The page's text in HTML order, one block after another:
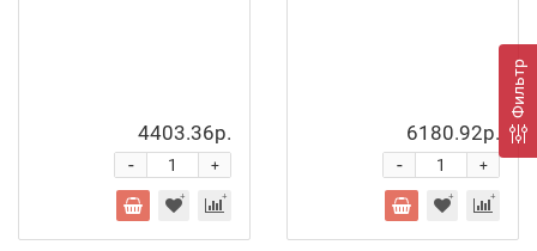
Фильтр
4403.36р.
+
-
6180.92р.
+
-